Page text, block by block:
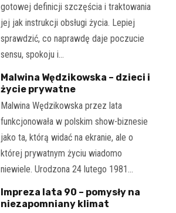
gotowej definicji szczęścia i traktowania
jej jak instrukcji obsługi życia. Lepiej
sprawdzić, co naprawdę daje poczucie
sensu, spokoju i…
Malwina Wędzikowska – dzieci i
życie prywatne
Malwina Wędzikowska przez lata
funkcjonowała w polskim show-biznesie
jako ta, którą widać na ekranie, ale o
której prywatnym życiu wiadomo
niewiele. Urodzona 24 lutego 1981…
Impreza lata 90 – pomysły na
niezapomniany klimat